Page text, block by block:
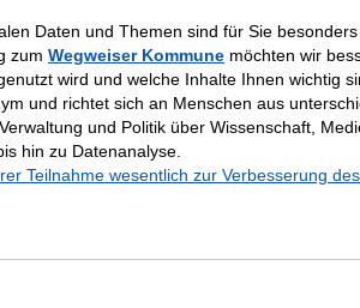
Daten und Themen sind für Sie
zum Wegweiser Kommune möchten wir
wird und welche Inhalte Ihnen wichtig
und richtet sich an Menschen aus
und Politik über Wissenschaft,
hin zu Datenanalyse.
Teilnahme wesentlich zur Verbesserung